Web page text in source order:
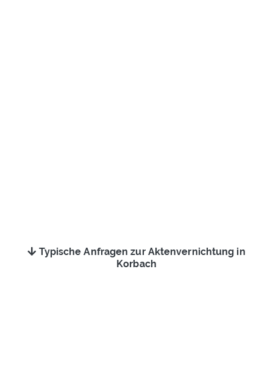
Typische Anfragen zur Aktenvernichtung in
Korbach